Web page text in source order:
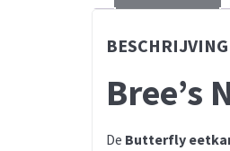
BESCHRIJVING
Bree’s
De Butterfly